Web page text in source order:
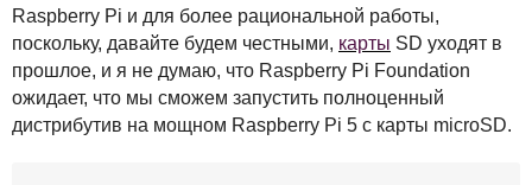
Raspberry Pi и для более рациональной работы,
поскольку, давайте будем честными, карты SD уходят в
прошлое, и я не думаю, что Raspberry Pi Foundation
ожидает, что мы сможем запустить полноценный
дистрибутив на мощном Raspberry Pi 5 с карты microSD.